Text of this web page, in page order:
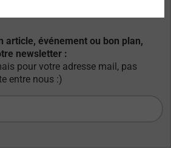
article, événement ou bon plan,
newsletter :
pour votre adresse mail, pas
entre nous :)